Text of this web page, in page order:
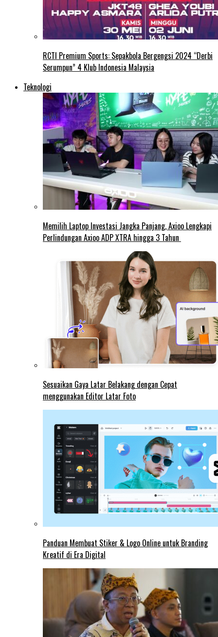
RCTI Premium Sports: Sepakbola Bergengsi 2024 “Derbi
Serumpun” 4 Klub Indonesia Malaysia
Teknologi
Memilih Laptop Investasi Jangka Panjang, Axioo Lengkapi
Perlindungan Axioo ADP XTRA hingga 3 Tahun
Sesuaikan Gaya Latar Belakang dengan Cepat
menggunakan Editor Latar Foto
Panduan Membuat Stiker & Logo Online untuk Branding
Kreatif di Era Digital